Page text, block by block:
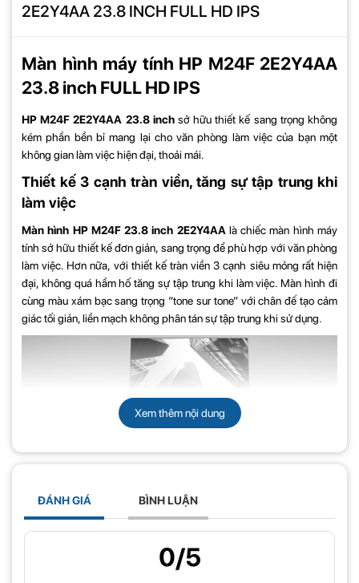
2E2Y4AA 23.8 INCH FULL HD IPS
Màn hình máy tính HP M24F 2E2Y4AA
23.8 inch FULL HD IPS
HP M24F 2E2Y4AA 23.8 inchsở hữu thiết kế sang trọng không
kém phần bền bỉ mang lại cho văn phòng làm việc của bạn một
không gian làm việc hiện đại, thoải mái.
Thiết kế 3 cạnh tràn viền, tăng sự tập trung khi
làm việc
Màn hình HP M24F 23.8 inch 2E2Y4AA là chiếc màn hình máy
tính sở hữu thiết kế đơn giản, sang trọng để phù hợp với văn phòng
làm việc. Hơn nữa, với thiết kế tràn viền 3 cạnh siêu mỏng rất hiện
đại, không quá hầm hố tăng sự tập trung khi làm việc. Màn hình đi
cùng màu xám bạc sang trọng “tone sur tone” với chân đế tạo cảm
giác tối giản, liền mạch không phân tán sự tập trung khi sử dụng.
Độ phân giải Full HD, công nghệ màn hình IPS,
trải nghiệm không giới hạn
Màn hình HP M24F 23.8 inch 2E2Y4AA
Xem thêm nội dung
ĐÁNH GIÁ BÌNH LUẬN
0/5